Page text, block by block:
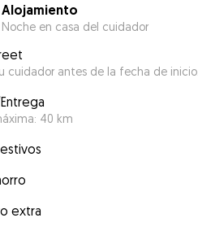
Alojamiento
Noche en casa del cuidador
cuidador antes de la fecha de inicio.
40 km
extra